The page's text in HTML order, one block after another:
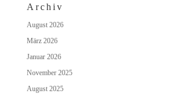
Archiv
August 2026
März 2026
Januar 2026
November 2025
August 2025